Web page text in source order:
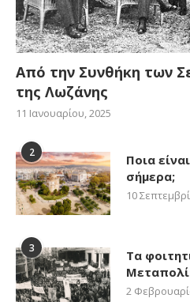
Από την Συνθήκη των
της Λωζάνης
11 Ιανουαρίου, 2025
2
Ποια
σήμερα;
10
3
Τα
2